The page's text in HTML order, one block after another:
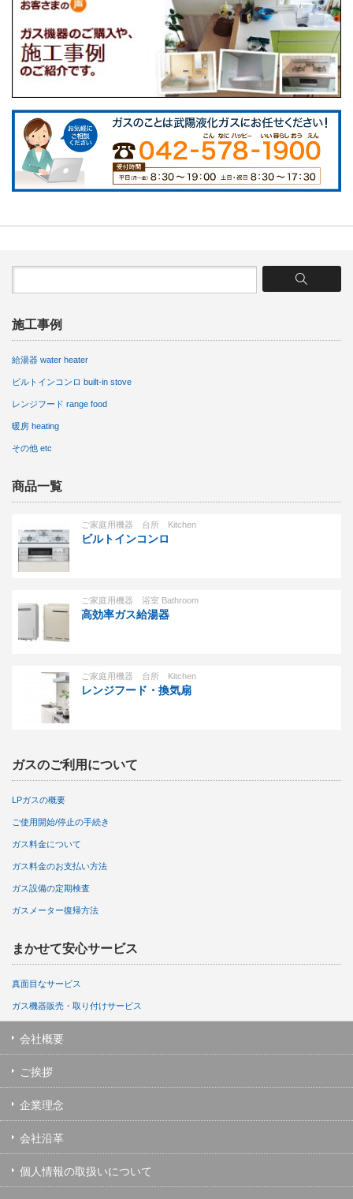
施工事例
給湯器 water heater
ビルトインコンロ built-in stove
レンジフード range food
暖房 heating
その他 etc
商品一覧
ご家庭用機器 台所 Kitchen
ビルトインコンロ
ご家庭用機器 浴室 Bathroom
高効率ガス給湯器
ご家庭用機器 台所 Kitchen
レンジフード・換気扇
ガスのご利用について
LPガスの概要
ご使用開始/停止の手続き
ガス料金について
ガス料金のお支払い方法
ガス設備の定期検査
ガスメーター復帰方法
まかせて安心サービス
真面目なサービス
ガス機器販売・取り付けサービス
会社概要
ご挨拶
企業理念
会社沿革
個人情報の取扱いについて